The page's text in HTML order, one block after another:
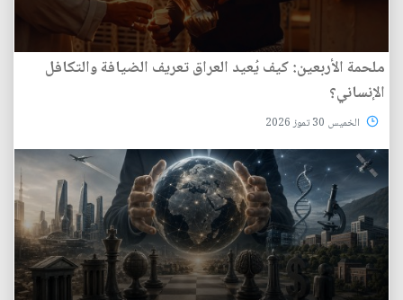
ملحمة الأربعين: كيف يُعيد العراق تعريف الضيافة والتكافل
الإنساني؟
الخميس 30 تموز 2026